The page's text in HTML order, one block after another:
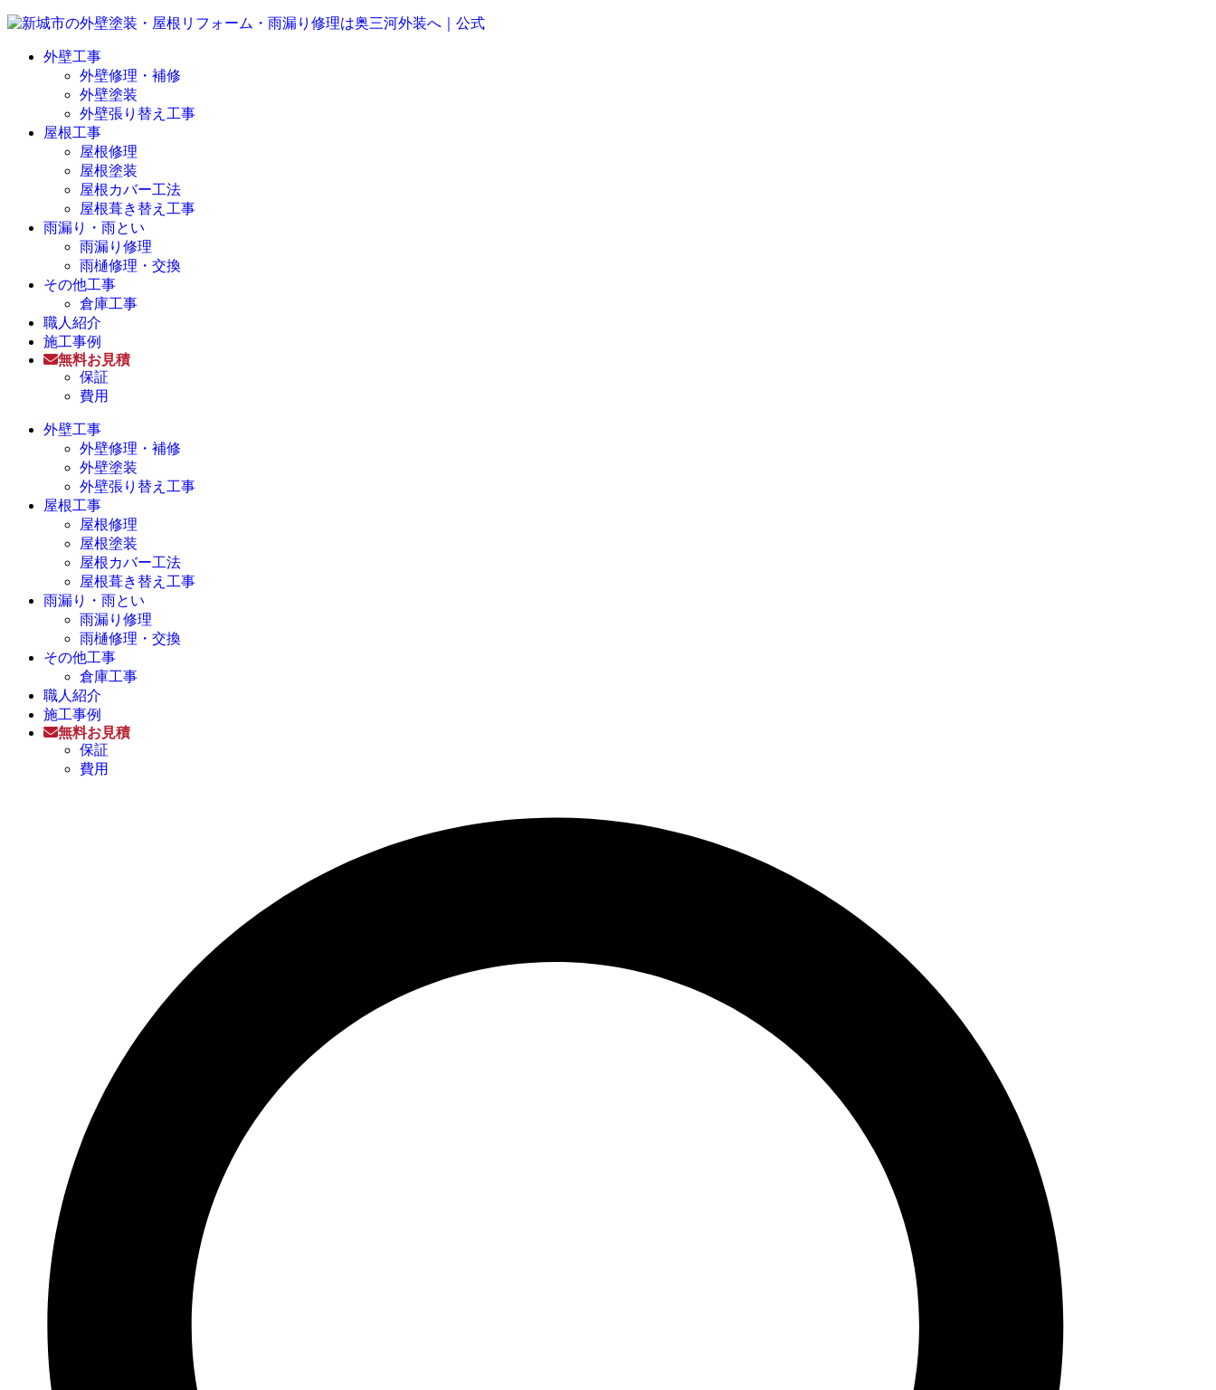
外壁工事
外壁修理・補修
外壁塗装
外壁張り替え工事
屋根工事
屋根修理
屋根塗装
屋根カバー工法
屋根葺き替え工事
雨漏り・雨とい
雨漏り修理
雨樋修理・交換
その他工事
倉庫工事
職人紹介
施工事例
無料お見積
保証
費用
外壁工事
外壁修理・補修
外壁塗装
外壁張り替え工事
屋根工事
屋根修理
屋根塗装
屋根カバー工法
屋根葺き替え工事
雨漏り・雨とい
雨漏り修理
雨樋修理・交換
その他工事
倉庫工事
職人紹介
施工事例
無料お見積
保証
費用